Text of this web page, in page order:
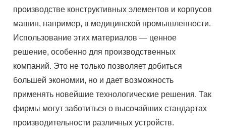
производстве конструктивных элементов и корпусов
машин, например, в медицинской промышленности.
Использование этих материалов — ценное
решение, особенно для производственных
компаний. Это не только позволяет добиться
большей экономии, но и дает возможность
применять новейшие технологические решения. Так
фирмы могут заботиться о высочайших стандартах
производительности различных устройств.